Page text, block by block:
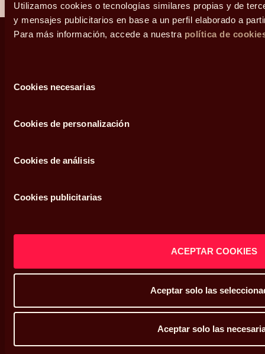
Utilizamos cookies o tecnologías similares propias y de
y mensajes publicitarios en base a un perfil elaborado a
Para más información, accede a nuestra política de
deCookies necesarias
Cookies de personalización
Cookies de análisis
Cookies publicitarias
ACEPTAR COOKIES
Aceptar solo las
Aceptar solo las
Decisiones que enriquecen tu vida
Suscríbete a nuestra newsletter
Personas
Productos de
Fondos de
Nosotros
Riqueza